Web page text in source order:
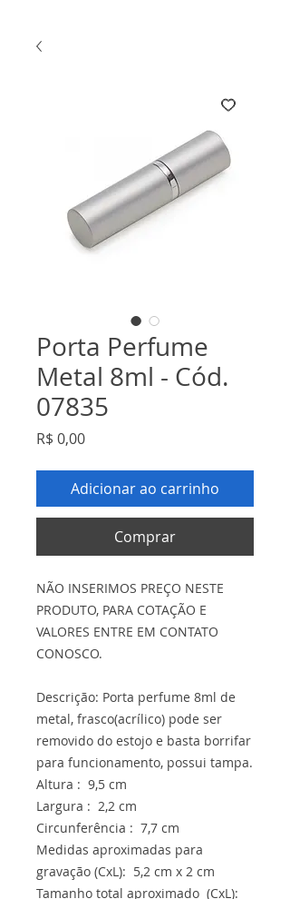
Porta Perfume
Metal 8ml - Cód.
07835
R$ 0,00Preço
Adicionar ao carrinho
Comprar
NÃO INSERIMOS PREÇO NESTE
PRODUTO, PARA COTAÇÃO E
VALORES ENTRE EM CONTATO
CONOSCO.
Descrição: Porta perfume 8ml de
metal, frasco(acrílico) pode ser
removido do estojo e basta borrifar
para funcionamento, possui tampa.
Altura : 9,5 cm
Largura : 2,2 cm
Circunferência : 7,7 cm
Medidas aproximadas para
gravação (CxL): 5,2 cm x 2 cm
Tamanho total aproximado (CxL):